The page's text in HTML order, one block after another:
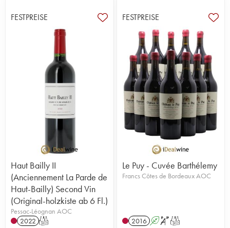
FESTPREISE
Haut Bailly II
(Anciennement La Parde de
Haut-Bailly) Second Vin
(Original-holzkiste ab 6 Fl.)
Pessac-Léognan AOC
2022 T
FESTPREISE
Le Puy - Cuvée Barthélemy
Francs Côtes de Bordeaux AOC
2016 A ST